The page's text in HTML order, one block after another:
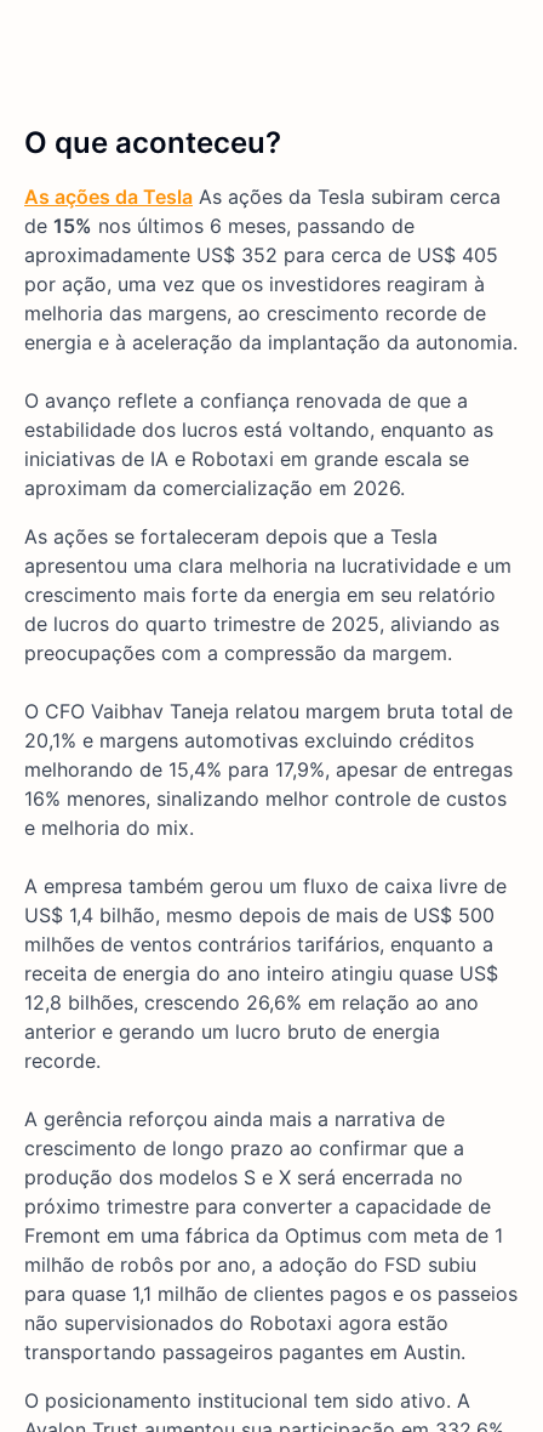
O que aconteceu?
As ações da Tesla As ações da Tesla subiram cerca
de 15% nos últimos 6 meses, passando de
aproximadamente US$ 352 para cerca de US$ 405
por ação, uma vez que os investidores reagiram à
melhoria das margens, ao crescimento recorde de
energia e à aceleração da implantação da autonomia.
O avanço reflete a confiança renovada de que a
estabilidade dos lucros está voltando, enquanto as
iniciativas de IA e Robotaxi em grande escala se
aproximam da comercialização em 2026.
As ações se fortaleceram depois que a Tesla
apresentou uma clara melhoria na lucratividade e um
crescimento mais forte da energia em seu relatório
de lucros do quarto trimestre de 2025, aliviando as
preocupações com a compressão da margem.
O CFO Vaibhav Taneja relatou margem bruta total de
20,1% e margens automotivas excluindo créditos
melhorando de 15,4% para 17,9%, apesar de entregas
16% menores, sinalizando melhor controle de custos
e melhoria do mix.
A empresa também gerou um fluxo de caixa livre de
US$ 1,4 bilhão, mesmo depois de mais de US$ 500
milhões de ventos contrários tarifários, enquanto a
receita de energia do ano inteiro atingiu quase US$
12,8 bilhões, crescendo 26,6% em relação ao ano
anterior e gerando um lucro bruto de energia
recorde.
A gerência reforçou ainda mais a narrativa de
crescimento de longo prazo ao confirmar que a
produção dos modelos S e X será encerrada no
próximo trimestre para converter a capacidade de
Fremont em uma fábrica da Optimus com meta de 1
milhão de robôs por ano, a adoção do FSD subiu
para quase 1,1 milhão de clientes pagos e os passeios
não supervisionados do Robotaxi agora estão
transportando passageiros pagantes em Austin.
O posicionamento institucional tem sido ativo. A